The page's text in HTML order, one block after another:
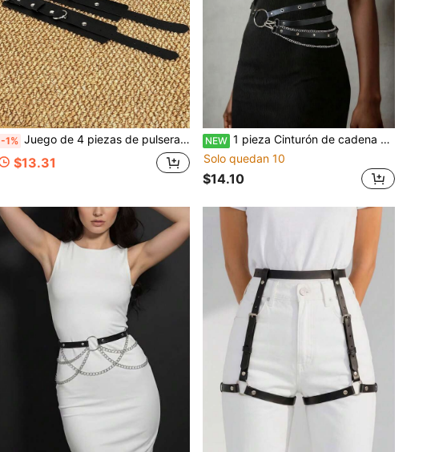
-1% Juego de 4 piezas de pulseras de cuero PU estilo gótico punk, brazalete ajustable para mujer, joyería corporal estilo arnés con correas Y2K, regalo
$13.31
NEW 1 pieza Cinturón de cadena de cuero PU negro sexy para mujer, faja de cintura estilo gótico, adecuado para ir al trabajo, festivales de música, fiestas de Halloween
Solo quedan 10
$14.10